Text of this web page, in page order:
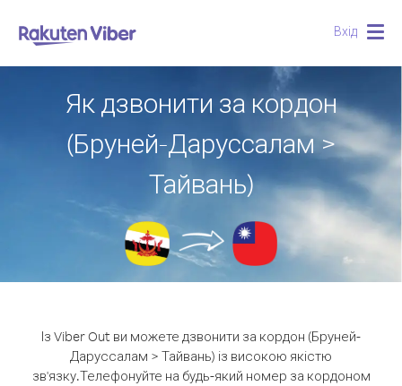
Вхід
Як дзвонити за кордон
(Бруней-Даруссалам >
Тайвань)
Із Viber Out ви можете дзвонити за кордон (Бруней-
Даруссалам > Тайвань) із високою якістю
зв'язку.Телефонуйте на будь-який номер за кордоном